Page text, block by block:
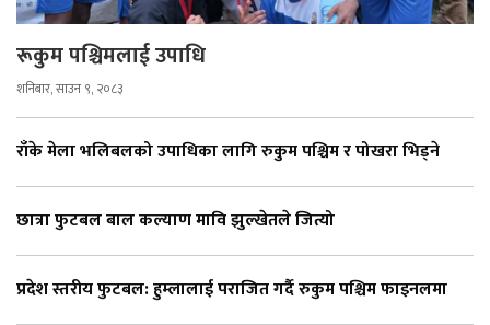
रूकुम पश्चिमलाई उपाधि
शनिबार, साउन ९, २०८३
राँके मेला भलिबलको उपाधिका लागि रुकुम पश्चिम र पोखरा भिड्ने
छात्रा फुटबल बाल कल्याण मावि झुल्खेतले जित्यो
प्रदेश स्तरीय फुटबल: हुम्लालाई पराजित गर्दै रुकुम पश्चिम फाइनलमा